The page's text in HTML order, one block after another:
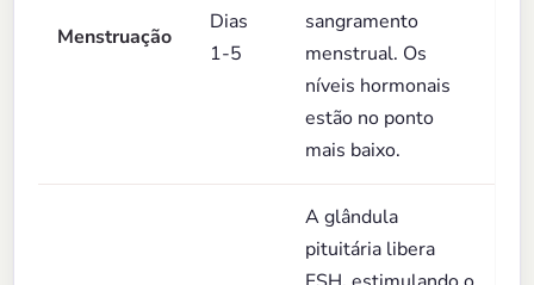
Menstruação
Dias
1-5
sangramento
menstrual. Os
níveis hormonais
estão no ponto
mais baixo.
A glândula
pituitária libera